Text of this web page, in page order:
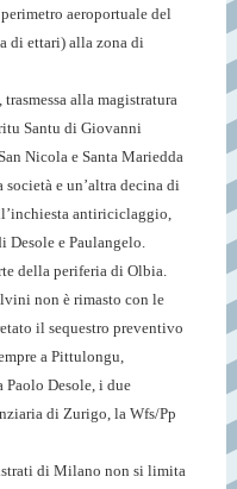
aeroportuale del
di ettari) alla zona di
alla magistratura
Santu di Giovanni
Nicola e Santa Mariedda
e un’altra decina di
antiriciclaggio,
e Paulangelo.
della periferia di Olbia.
non è rimasto con le
il sequestro preventivo
a Pittulongu,
Paolo Desole, i due
di Zurigo, la Wfs/Pp
di Milano non si limita